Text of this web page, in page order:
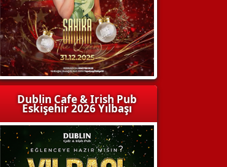
Dublin Cafe & Irish Pub
Eskişehir 2026 Yılbaşı